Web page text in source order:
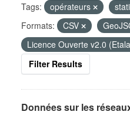
Tags: opérateurs
Formats:
CSV
Licence Ouverte v2.0
Filter Results
Données sur les